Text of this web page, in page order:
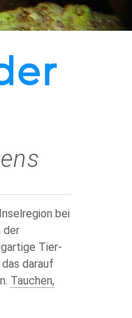
bei
der
Tier-
darauf
Tauchen,